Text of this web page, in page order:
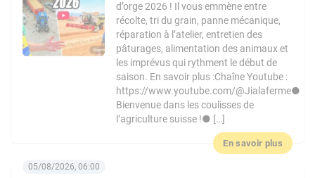
d’orge 2026 ! Il vous emmène entre
récolte, tri du grain, panne mécanique,
réparation à l’atelier, entretien des
pâturages, alimentation des animaux et
les imprévus qui rythment le début de
saison. En savoir plus :Chaîne Youtube :
https://www.youtube.com/@Jialaferme●
Bienvenue dans les coulisses de
l’agriculture suisse !● […]
En savoir plus
05/08/2026, 06:00